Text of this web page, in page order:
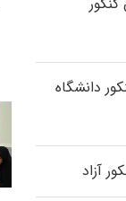
دانشگاه
آزاد